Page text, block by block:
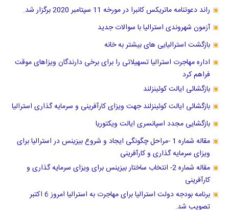
راند دعوتنامه ماتریکس کانبرا در مورخه 11 سپتامبر 2020 برگزار شد.
آزمون شهروندی استرالیا با سوالات جدید
بازگشت استرالیایی های بیشتر به خانه
اداره مهاجرت استرالیا تسهیلاتی را برای برخی دارندگان ویزاهای موقت
فراهم کرد
بازگشائی ایالت کوئینزلند
بازگشائی ایالت کوئینزلند جهت ویزای کارآفرینی و سرمایه گذاری استرالیا
بازگشایی مجدد اسپانسری ایالت ویکتوریا
مقاله شماره 1 -مراحل چگونگی ایجاد و شروع بیزینس در استرالیا برای
ویزای سرمایه گذاری و کارآفرینی
مقاله شماره 2- انتخاب ساختار بیزینس برای ویزای سرمایه گذاری و
کارآفرینی
برنامه بودجه دولت استرالیا برای مهاجرت به استرالیا امروز 6 اکتبر
تصویب شد.